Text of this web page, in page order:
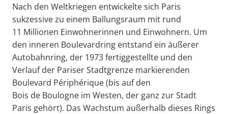
Nach den Weltkriegen entwickelte sich Paris
sukzessive zu einem Ballungsraum mit rund
11 Millionen Einwohnerinnen und Einwohnern. Um
den inneren Boulevardring entstand ein äußerer
Autobahnring, der 1973 fertiggestellte und den
Verlauf der Pariser Stadtgrenze markierenden
Boulevard Périphérique (bis auf den
Bois de Boulogne im Westen, der ganz zur Stadt
Paris gehört). Das Wachstum außerhalb dieses Rings